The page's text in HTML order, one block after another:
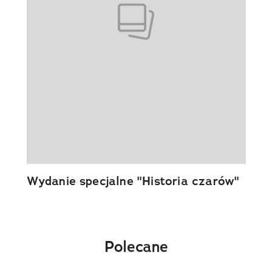
Wydanie specjalne "Historia czarów"
Polecane